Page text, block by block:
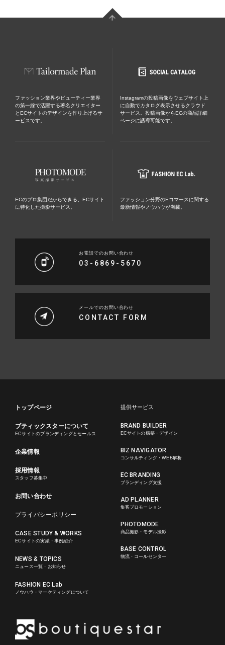
ファッション業界やビューティー業界
の第一線で活躍する著名クリエイター
とECサイトのデザインを作り上げるサ
ービスです。
Instagramの投稿画像をウェブサイト上
に自動でカタログ表示させるクラウド
サービス。投稿画像からECの商品詳細
ページに誘導可能です。
ECのプロ集団だからできる、ECサイト
に特化した撮影サービス。
ファッション分野のEコマースに関する
最新情報やノウハウが満載。
お電話でのお問い合わせ
03-6869-5670
メールでのお問い合わせ
CONTACT FORM
トップページ
ブティックスターについて
ECサイトのブランディングとセールス
企業情報
採用情報
スタッフ募集中
お問い合わせ
プライバシーポリシー
CASE STUDY & WORKS
ECサイトの実績・事例紹介
NEWS & TOPICS
ニュース一覧・お知らせ
FASHION EC Lab
ノウハウ・マーケティングについて
提供サービス
BRAND BUILDER
ECサイトの構築・デザイン
BIZ NAVIGATOR
コンサルティング・WEB解析
EC BRANDING
ブランディング支援
AD PLANNER
集客プロモーション
PHOTOMODE
商品撮影・モデル撮影
BASE CONTROL
物流・コールセンター